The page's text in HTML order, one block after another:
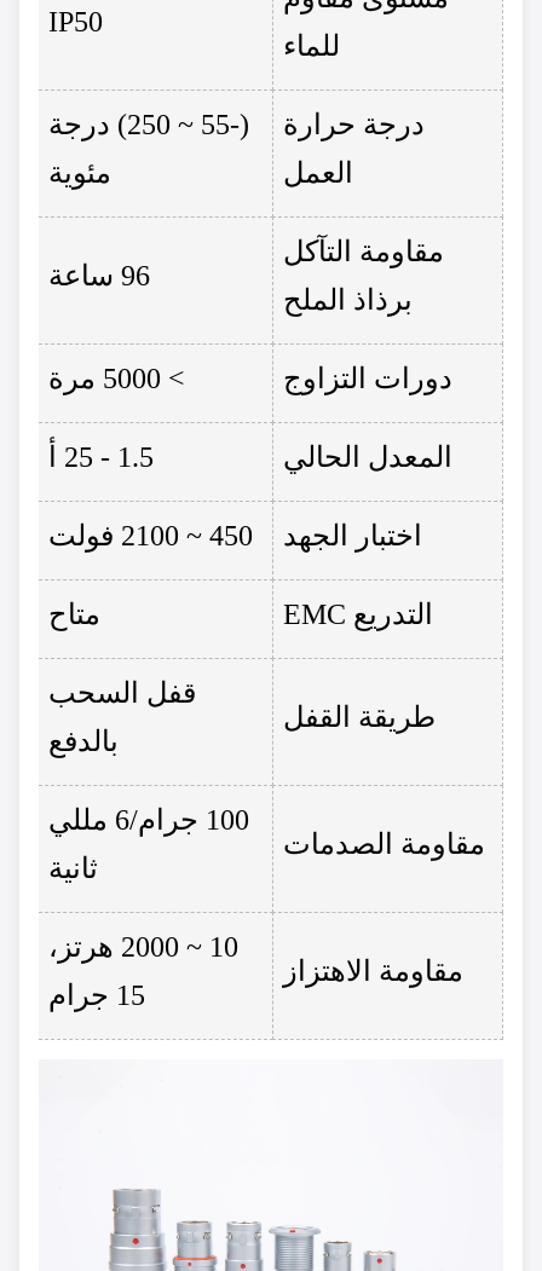
للماء
IP50
درجة حرارة
العمل
(-55 ~ 250) درجة
مئوية
مقاومة التآكل
برذاذ الملح
دورات التزاوج
المعدل الحالي
اختبار الجهد 450 ~ 2100 فولت
التدريع EMC متاح
طريقة القفل
قفل السحب
بالدفع
مقاومة الصدمات
100 جرام/6 مللي
ثانية
مقاومة الاهتزاز
10 ~ 2000 هرتز،